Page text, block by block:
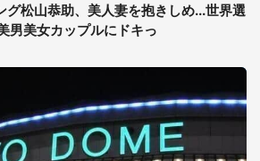
グ松山恭助、美人妻を抱きしめ...世界選
男美女カップルにドキっ